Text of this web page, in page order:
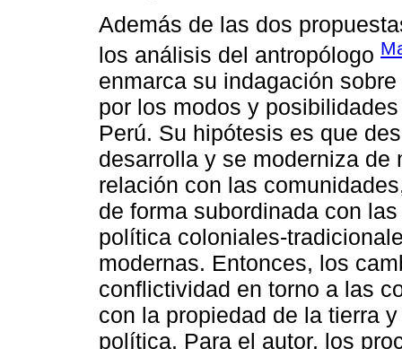
Además de las dos
los análisis del antropólogo
enmarca su indagación
por los modos y
Perú. Su hipótesis es que
desarrolla y se moderniza de
relación con las
de forma subordinada con
política coloniales-
modernas. Entonces, los
conflictividad en torno a las
con la propiedad de la tierra
política. Para el autor, los